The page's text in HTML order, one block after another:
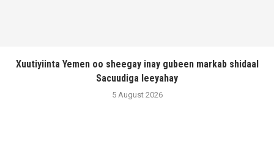
Xuutiyiinta Yemen oo sheegay inay gubeen markab shidaal
Sacuudiga leeyahay
5 August 2026